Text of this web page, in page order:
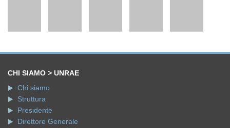
CHI SIAMO > UNRAE
Chi siamo
Struttura
Presidente
Direttore Generale